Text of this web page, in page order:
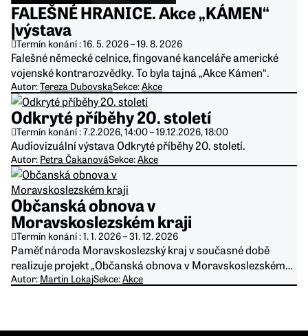
FALEŠNÉ HRANICE. Akce „KÁMEN“
|výstava
Termín konání :16. 5. 2026–19. 8. 2026
Falešné německé celnice, fingované kanceláře americké
vojenské kontrarozvědky. To byla tajná „Akce Kámen“.
Autor:Tereza DubovskaSekce:Akce
Odkryté příběhy 20. století
Termín konání :7.2.2026, 14:00–19.12.2026, 18:00
Audiovizuální výstava Odkryté příběhy 20. století.
Autor: Petra ČakanováSekce:Akce
Občanská obnova v
Moravskoslezském kraji
Termín konání :1. 1. 2026–31. 12. 2026
Paměť národa Moravskoslezský kraj v současné době
realizuje projekt „Občanská obnova v Moravskoslezském…
Autor: Martin LokajSekce:Akce